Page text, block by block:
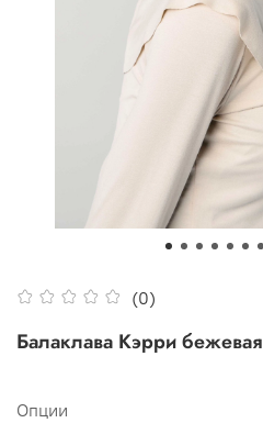
(0)
Балаклава Кэрри бежевая
Опции